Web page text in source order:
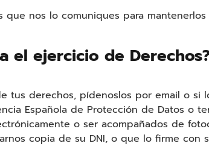
nos lo comuniques para mantenerlos
el ejercicio de
tus derechos, pídenoslos por email o si
Española de Protección de Datos o
o ser acompañados de
copia de su DNI, o que lo firme con